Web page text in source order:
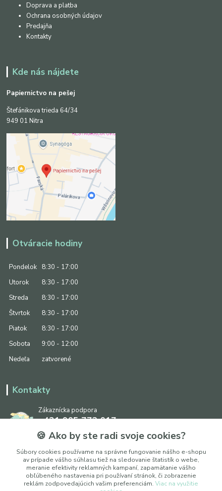
Doprava a platba
Ochrana osobných údajov
Predajňa
Kontakty
Kde nás nájdete
Papiernictvo na pešej
Štefánikova trieda 64/34
949 01 Nitra
Otváracie hodiny
Pondelok
8:30 - 17:00
Utorok
8:30 - 17:00
Streda
8:30 - 17:00
Štvrtok
8:30 - 17:00
Piatok
8:30 - 17:00
Sobota
9:00 - 12:00
Nedeľa
zatvorené
Kontakty
Zákaznícka podpora
+421 905 773 017
(Po-Pia, 8:30 - 17:00, So: 9:00 - 12:00)
info@ipapier.sk
🍪 Ako by ste radi svoje cookies?
Súbory cookies používame na správne fungovanie nášho e-shopu
av prípade vášho súhlasu tiež na sledovanie štatistík o webe,
meranie efektivity reklamných kampaní, zapamätanie vášho
obľúbeného nastavenia pri používaní stránok, či zobrazenie
reklám zodpovedajúcich vašim preferenciám. Viac na využitie